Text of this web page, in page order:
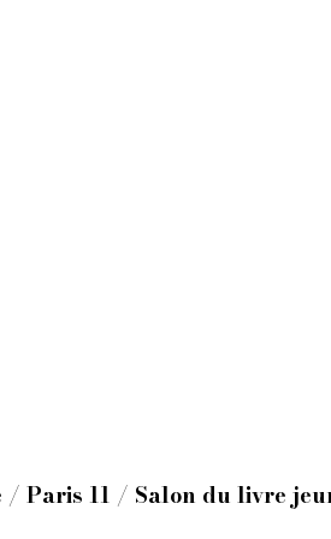
Paris 11 / Salon du livre